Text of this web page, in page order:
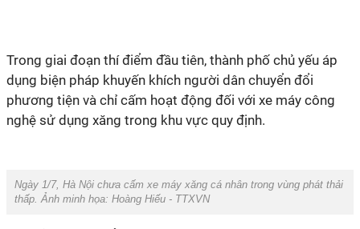
Trong giai đoạn thí điểm đầu tiên, thành phố chủ yếu áp
dụng biện pháp khuyến khích người dân chuyển đổi
phương tiện và chỉ cấm hoạt động đối với xe máy công
nghệ sử dụng xăng trong khu vực quy định.
Ngày 1/7, Hà Nội chưa cấm xe máy xăng cá nhân trong vùng phát thải
thấp. Ảnh minh họa: Hoàng Hiếu - TTXVN